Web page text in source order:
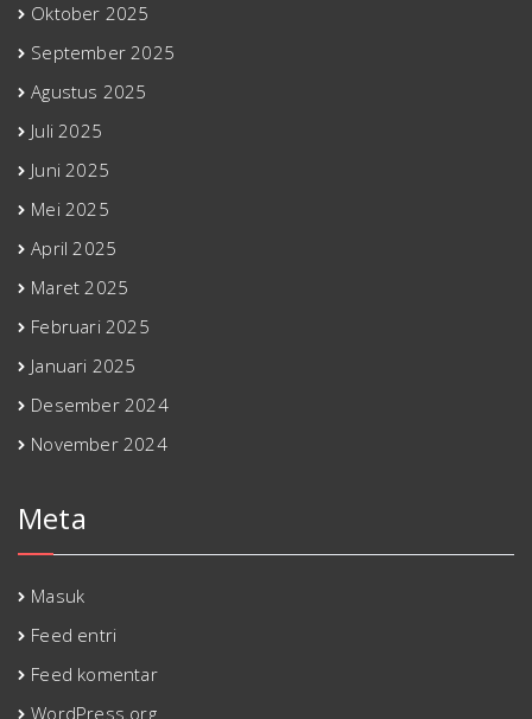
Oktober 2025
September 2025
Agustus 2025
Juli 2025
Juni 2025
Mei 2025
April 2025
Maret 2025
Februari 2025
Januari 2025
Desember 2024
November 2024
Meta
Masuk
Feed entri
Feed komentar
WordPress.org